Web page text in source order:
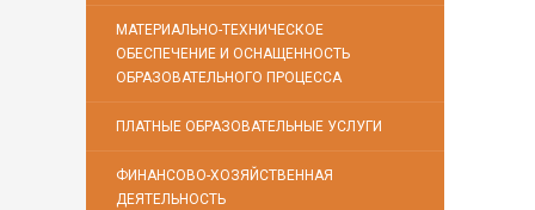
МАТЕРИАЛЬНО-ТЕХНИЧЕСКОЕ
ОБЕСПЕЧЕНИЕ И ОСНАЩЕННОСТЬ
ОБРАЗОВАТЕЛЬНОГО ПРОЦЕССА
ПЛАТНЫЕ ОБРАЗОВАТЕЛЬНЫЕ УСЛУГИ
ФИНАНСОВО-ХОЗЯЙСТВЕННАЯ
ДЕЯТЕЛЬНОСТЬ